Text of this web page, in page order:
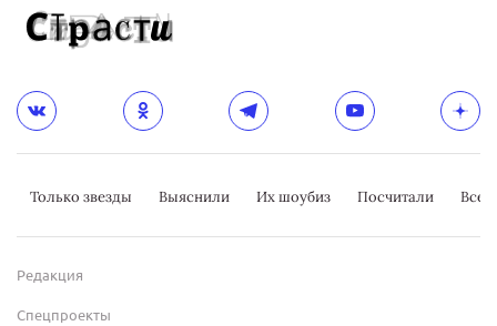
Только звезды Выяснили Их шоубиз Посчитали
Редакция
Спецпроекты